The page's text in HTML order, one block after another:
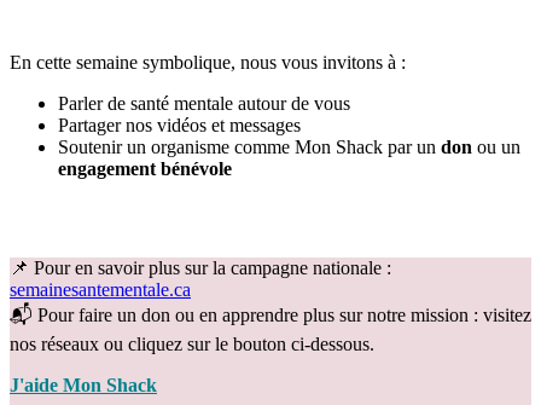
En cette semaine symbolique, nous vous invitons à :
Parler de santé mentale autour de vous
Partager nos vidéos et messages
Soutenir un organisme comme Mon Shack par un don ou un
engagement bénévole
📌 Pour en savoir plus sur la campagne nationale :
semainesantementale.ca
📬 Pour faire un don ou en apprendre plus sur notre mission : visitez
nos réseaux ou cliquez sur le bouton ci-dessous.
J'aide Mon Shack